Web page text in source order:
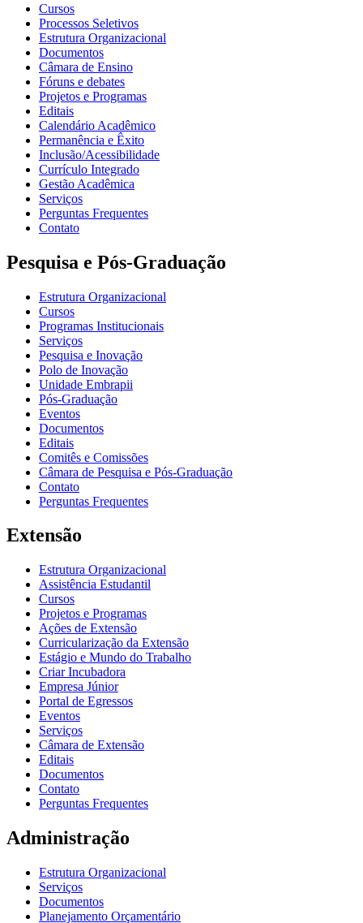
Cursos
Processos Seletivos
Estrutura Organizacional
Documentos
Câmara de Ensino
Fóruns e debates
Projetos e Programas
Editais
Calendário Acadêmico
Permanência e Êxito
Inclusão/Acessibilidade
Currículo Integrado
Gestão Acadêmica
Serviços
Perguntas Frequentes
Contato
Pesquisa e Pós-Graduação
Estrutura Organizacional
Cursos
Programas Institucionais
Serviços
Pesquisa e Inovação
Polo de Inovação
Unidade Embrapii
Pós-Graduação
Eventos
Documentos
Editais
Comitês e Comissões
Câmara de Pesquisa e Pós-Graduação
Contato
Perguntas Frequentes
Extensão
Estrutura Organizacional
Assistência Estudantil
Cursos
Projetos e Programas
Ações de Extensão
Curricularização da Extensão
Estágio e Mundo do Trabalho
Criar Incubadora
Empresa Júnior
Portal de Egressos
Eventos
Serviços
Câmara de Extensão
Editais
Documentos
Contato
Perguntas Frequentes
Administração
Estrutura Organizacional
Serviços
Documentos
Planejamento Orçamentário